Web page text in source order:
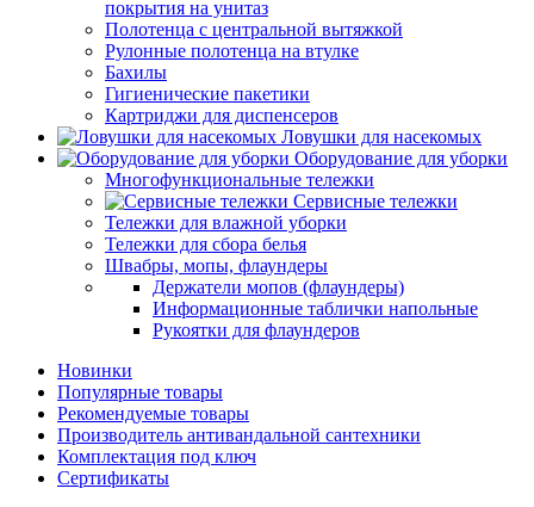
покрытия на унитаз
Полотенца с центральной вытяжкой
Рулонные полотенца на втулке
Бахилы
Гигиенические пакетики
Картриджи для диспенсеров
Ловушки для насекомых
Оборудование для уборки
Многофункциональные тележки
Сервисные тележки
Тележки для влажной уборки
Тележки для сбора белья
Швабры, мопы, флаундеры
Держатели мопов (флаундеры)
Информационные таблички напольные
Рукоятки для флаундеров
Новинки
Популярные товары
Рекомендуемые товары
Производитель антивандальной сантехники
Комплектация под ключ
Сертификаты